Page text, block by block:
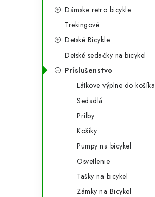
a
i
Dámske retro bicykle
Trekingové
Detské Bicykle
Detské sedačky na bicykel
Príslušenstvo
Látkove výplne do košíka
Sedadlá
Prilby
Košíky
Pumpy na bicykel
Osvetlenie
Tašky na bicykel
Zámky na Bicykel